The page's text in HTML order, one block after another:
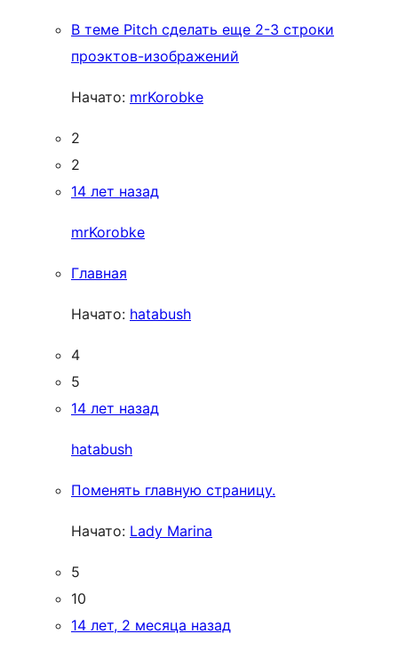
В теме Pitch сделать еще 2-3 строки
проэктов-изображений
Начато: mrKorobke
2
2
14 лет назад
mrKorobke
Главная
Начато: hatabush
4
5
14 лет назад
hatabush
Поменять главную страницу.
Начато: Lady Marina
5
10
14 лет, 2 месяца назад